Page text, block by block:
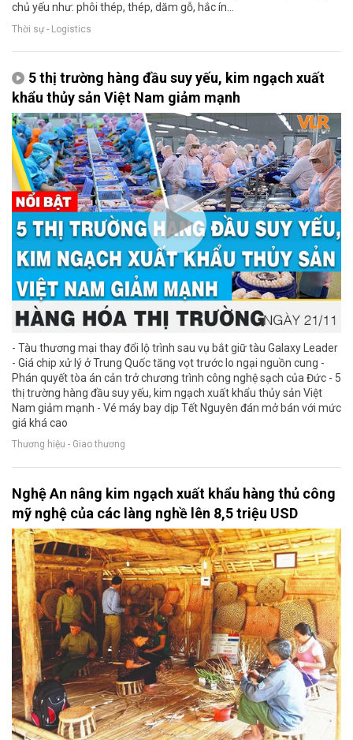
chủ yếu như: phôi thép, thép, dăm gỗ, hắc ín...
Thời sự - Logistics
5 thị trường hàng đầu suy yếu, kim ngạch xuất
khẩu thủy sản Việt Nam giảm mạnh
- Tàu thương mại thay đổi lộ trình sau vụ bắt giữ tàu Galaxy Leader
- Giá chip xử lý ở Trung Quốc tăng vọt trước lo ngại nguồn cung -
Phán quyết tòa án cản trở chương trình công nghệ sạch của Đức - 5
thị trường hàng đầu suy yếu, kim ngạch xuất khẩu thủy sản Việt
Nam giảm mạnh - Vé máy bay dịp Tết Nguyên đán mở bán với mức
giá khá cao
Thương hiệu - Giao thương
Nghệ An nâng kim ngạch xuất khẩu hàng thủ công
mỹ nghệ của các làng nghề lên 8,5 triệu USD